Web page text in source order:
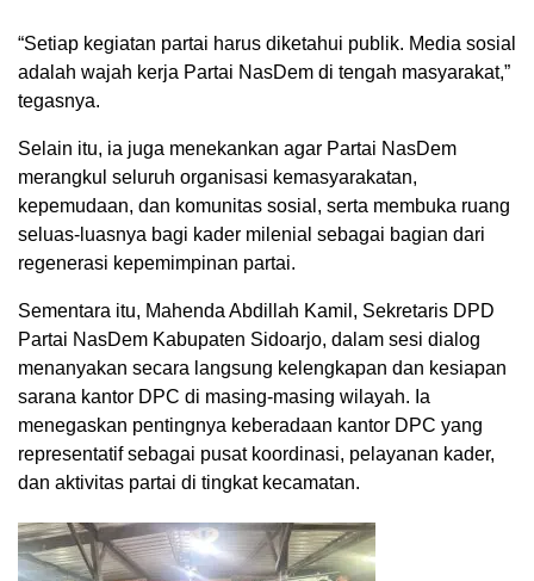
“Setiap kegiatan partai harus diketahui publik. Media sosial
adalah wajah kerja Partai NasDem di tengah masyarakat,”
tegasnya.
Selain itu, ia juga menekankan agar Partai NasDem
merangkul seluruh organisasi kemasyarakatan,
kepemudaan, dan komunitas sosial, serta membuka ruang
seluas-luasnya bagi kader milenial sebagai bagian dari
regenerasi kepemimpinan partai.
Sementara itu, Mahenda Abdillah Kamil, Sekretaris DPD
Partai NasDem Kabupaten Sidoarjo, dalam sesi dialog
menanyakan secara langsung kelengkapan dan kesiapan
sarana kantor DPC di masing-masing wilayah. Ia
menegaskan pentingnya keberadaan kantor DPC yang
representatif sebagai pusat koordinasi, pelayanan kader,
dan aktivitas partai di tingkat kecamatan.